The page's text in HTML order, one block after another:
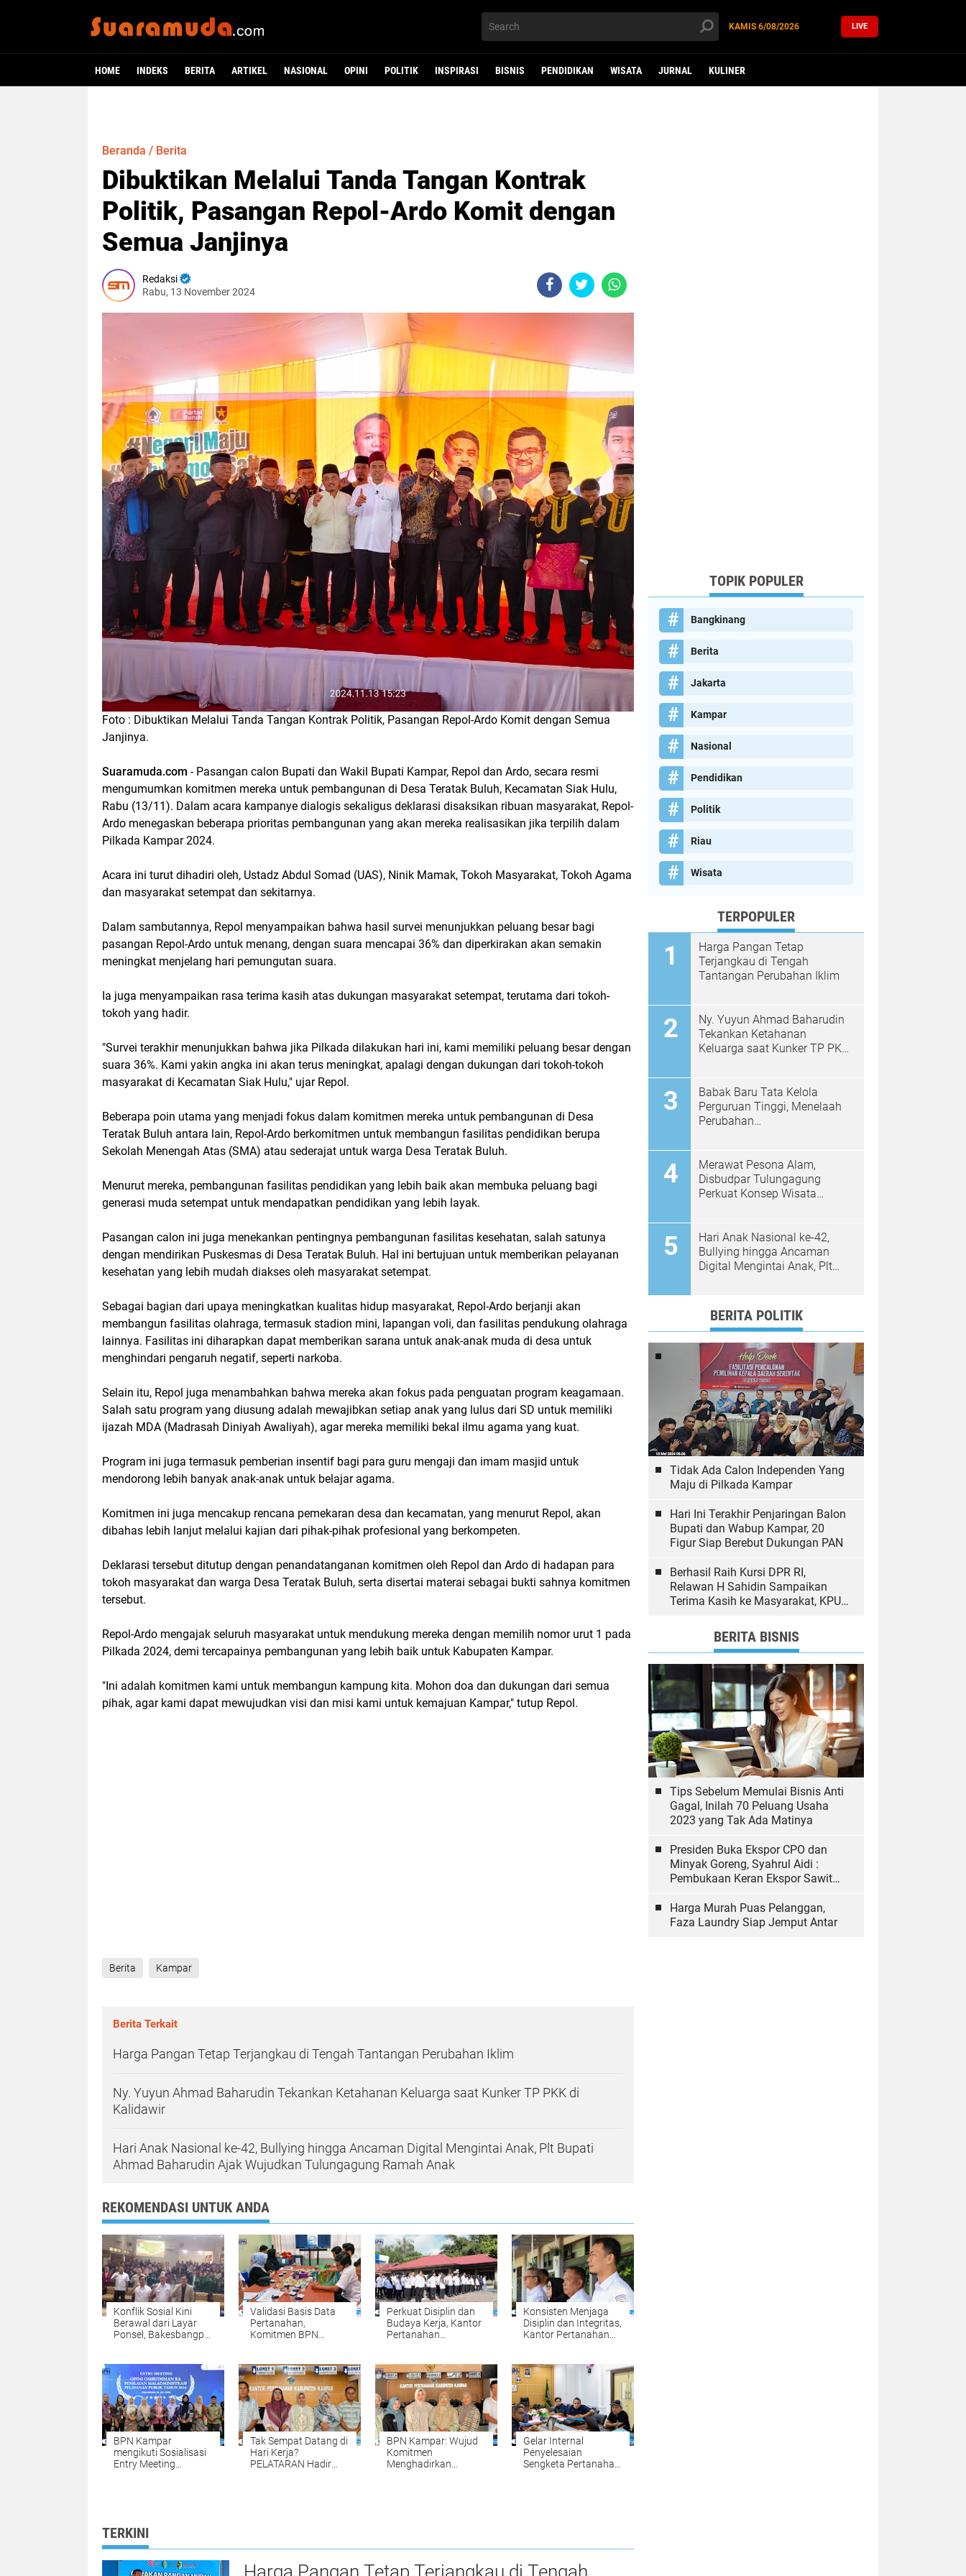
KAMIS 6/08/2026 LIVE
HOME INDEKS BERITA ARTIKEL NASIONAL OPINI POLITIK INSPIRASI BISNIS PENDIDIKAN WISATA JURNAL KULINER
Beranda / Berita
Dibuktikan Melalui Tanda Tangan Kontrak
Politik, Pasangan Repol-Ardo Komit dengan
Semua Janjinya
Redaksi
Rabu, 13 November 2024
Foto : Dibuktikan Melalui Tanda Tangan Kontrak Politik, Pasangan Repol-Ardo Komit dengan Semua
Janjinya.
Suaramuda.com - Pasangan calon Bupati dan Wakil Bupati Kampar, Repol dan Ardo, secara resmi
mengumumkan komitmen mereka untuk pembangunan di Desa Teratak Buluh, Kecamatan Siak Hulu,
Rabu (13/11). Dalam acara kampanye dialogis sekaligus deklarasi disaksikan ribuan masyarakat, Repol-
Ardo menegaskan beberapa prioritas pembangunan yang akan mereka realisasikan jika terpilih dalam
Pilkada Kampar 2024.
Acara ini turut dihadiri oleh, Ustadz Abdul Somad (UAS), Ninik Mamak, Tokoh Masyarakat, Tokoh Agama
dan masyarakat setempat dan sekitarnya.
Dalam sambutannya, Repol menyampaikan bahwa hasil survei menunjukkan peluang besar bagi
pasangan Repol-Ardo untuk menang, dengan suara mencapai 36% dan diperkirakan akan semakin
meningkat menjelang hari pemungutan suara.
Ia juga menyampaikan rasa terima kasih atas dukungan masyarakat setempat, terutama dari tokoh-
tokoh yang hadir.
"Survei terakhir menunjukkan bahwa jika Pilkada dilakukan hari ini, kami memiliki peluang besar dengan
suara 36%. Kami yakin angka ini akan terus meningkat, apalagi dengan dukungan dari tokoh-tokoh
masyarakat di Kecamatan Siak Hulu," ujar Repol.
Beberapa poin utama yang menjadi fokus dalam komitmen mereka untuk pembangunan di Desa
Teratak Buluh antara lain, Repol-Ardo berkomitmen untuk membangun fasilitas pendidikan berupa
Sekolah Menengah Atas (SMA) atau sederajat untuk warga Desa Teratak Buluh.
Menurut mereka, pembangunan fasilitas pendidikan yang lebih baik akan membuka peluang bagi
generasi muda setempat untuk mendapatkan pendidikan yang lebih layak.
Pasangan calon ini juga menekankan pentingnya pembangunan fasilitas kesehatan, salah satunya
dengan mendirikan Puskesmas di Desa Teratak Buluh. Hal ini bertujuan untuk memberikan pelayanan
kesehatan yang lebih mudah diakses oleh masyarakat setempat.
Sebagai bagian dari upaya meningkatkan kualitas hidup masyarakat, Repol-Ardo berjanji akan
membangun fasilitas olahraga, termasuk stadion mini, lapangan voli, dan fasilitas pendukung olahraga
lainnya. Fasilitas ini diharapkan dapat memberikan sarana untuk anak-anak muda di desa untuk
menghindari pengaruh negatif, seperti narkoba.
Selain itu, Repol juga menambahkan bahwa mereka akan fokus pada penguatan program keagamaan.
Salah satu program yang diusung adalah mewajibkan setiap anak yang lulus dari SD untuk memiliki
ijazah MDA (Madrasah Diniyah Awaliyah), agar mereka memiliki bekal ilmu agama yang kuat.
Program ini juga termasuk pemberian insentif bagi para guru mengaji dan imam masjid untuk
mendorong lebih banyak anak-anak untuk belajar agama.
Komitmen ini juga mencakup rencana pemekaran desa dan kecamatan, yang menurut Repol, akan
dibahas lebih lanjut melalui kajian dari pihak-pihak profesional yang berkompeten.
Deklarasi tersebut ditutup dengan penandatanganan komitmen oleh Repol dan Ardo di hadapan para
tokoh masyarakat dan warga Desa Teratak Buluh, serta disertai materai sebagai bukti sahnya komitmen
tersebut.
Repol-Ardo mengajak seluruh masyarakat untuk mendukung mereka dengan memilih nomor urut 1 pada
Pilkada 2024, demi tercapainya pembangunan yang lebih baik untuk Kabupaten Kampar.
"Ini adalah komitmen kami untuk membangun kampung kita. Mohon doa dan dukungan dari semua
pihak, agar kami dapat mewujudkan visi dan misi kami untuk kemajuan Kampar," tutup Repol.
Berita Kampar
Berita Terkait
Harga Pangan Tetap Terjangkau di Tengah Tantangan Perubahan Iklim
Ny. Yuyun Ahmad Baharudin Tekankan Ketahanan Keluarga saat Kunker TP PKK di
Kalidawir
Hari Anak Nasional ke-42, Bullying hingga Ancaman Digital Mengintai Anak, Plt Bupati
Ahmad Baharudin Ajak Wujudkan Tulungagung Ramah Anak
REKOMENDASI UNTUK ANDA
Konflik Sosial Kini
Berawal dari Layar
Ponsel, Bakesbangpol
AI Deepfake
Validasi Basis Data
Pertanahan,
Komitmen BPN
yang Tepat dan
Akurat Halo
Perkuat Disiplin dan
Budaya Kerja, Kantor
Pertanahan
sebagai Wujud
Komitmen
Meningkatkan
Kualitas Pelayanan
Konsisten Menjaga
Disiplin dan Integritas,
Kantor Pertanahan
sebagai Penguatan
Budaya Kerja
Organisasi
BPN Kampar
mengikuti Sosialisasi
Entry Meeting
Tak Sempat Datang di
Hari Kerja?
PELATARAN Hadir
BPN Kampar: Wujud
Komitmen
Menghadirkan
Gelar Internal
Penyelesaian
Sengketa Pertanahan:
TERKINI
Harga Pangan Tetap Terjangkau di Tengah
TOPIK POPULER
Bangkinang
Berita
Jakarta
Kampar
Nasional
Pendidikan
Politik
Riau
Wisata
TERPOPULER
Harga Pangan Tetap
Terjangkau di Tengah
Tantangan Perubahan Iklim
Ny. Yuyun Ahmad Baharudin
Tekankan Ketahanan
Keluarga saat Kunker TP PKK
Babak Baru Tata Kelola
Perguruan Tinggi, Menelaah
Perubahan
Merawat Pesona Alam,
Disbudpar Tulungagung
Perkuat Konsep Wisata
Hari Anak Nasional ke-42,
Bullying hingga Ancaman
Digital Mengintai Anak, Plt
Ramah Anak
BERITA POLITIK
Tidak Ada Calon Independen Yang
Maju di Pilkada Kampar
Hari Ini Terakhir Penjaringan Balon
Bupati dan Wabup Kampar, 20
Figur Siap Berebut Dukungan PAN
Berhasil Raih Kursi DPR RI,
Relawan H Sahidin Sampaikan
Terima Kasih ke Masyarakat, KPU
BERITA BISNIS
Tips Sebelum Memulai Bisnis Anti
Gagal, Inilah 70 Peluang Usaha
2023 yang Tak Ada Matinya
Presiden Buka Ekspor CPO dan
Minyak Goreng, Syahrul Aidi :
Pembukaan Keran Ekspor Sawit
Harga Murah Puas Pelanggan,
Faza Laundry Siap Jemput Antar